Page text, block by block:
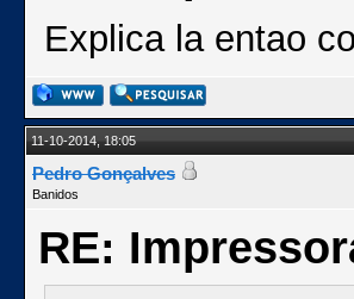
Explica la entao
11-10-2014, 18:05
Pedro Gonçalves
Banidos
RE: